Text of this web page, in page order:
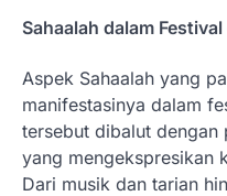
Sahaalah dalam
Aspek Sahaalah yang
manifestasinya dalam
tersebut dibalut
yang mengekspresikan
Dari musik dan tarian